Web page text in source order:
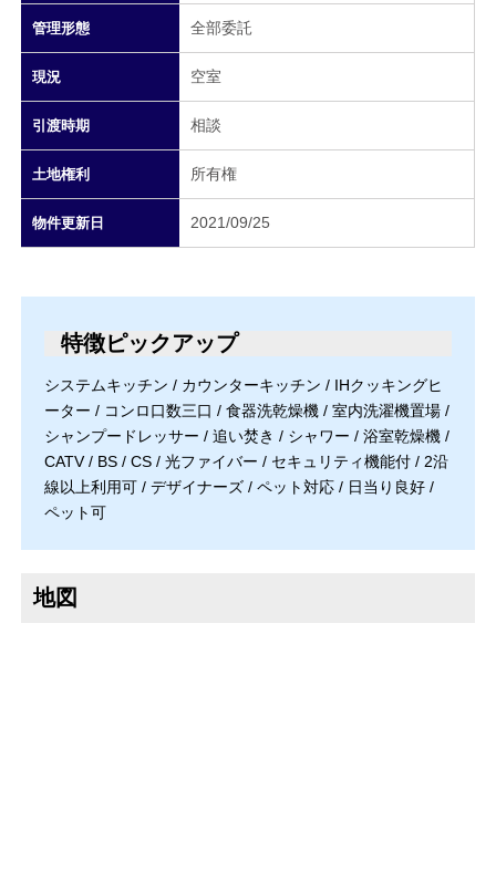
管理形態 全部委託
現況 空室
引渡時期 相談
土地権利 所有権
物件更新日 2021/09/25
特徴ピックアップ
システムキッチン / カウンターキッチン / IHクッキングヒ
ーター / コンロ口数三口 / 食器洗乾燥機 / 室内洗濯機置場 /
シャンプードレッサー / 追い焚き / シャワー / 浴室乾燥機 /
CATV / BS / CS / 光ファイバー / セキュリティ機能付 / 2沿
線以上利用可 / デザイナーズ / ペット対応 / 日当り良好 /
ペット可
地図